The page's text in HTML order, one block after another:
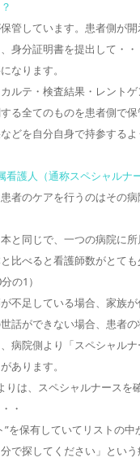
管しています。患者側が
身分証明書を提出して・
なります。
ルテ・検査結果・レントゲ
る全てのものを患者側で
どを自分自身で持参するよ
護人（通称スペシャルナー
者のケアを行うのはその
と同じで、一つの病院に
比べると看護師数がとても
の1）
不足している場合、家族
話ができない場合、患者
病院側より「スペシャルナ
あります。
りは、スペシャルナースを
・
を保有していてリストの中
で探してください」という